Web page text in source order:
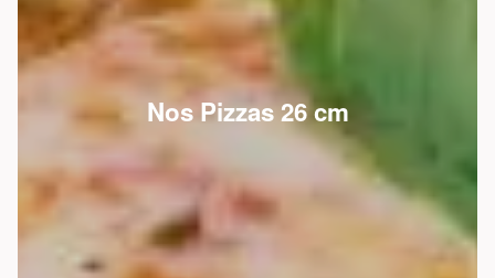
Nos Pizzas 26 cm